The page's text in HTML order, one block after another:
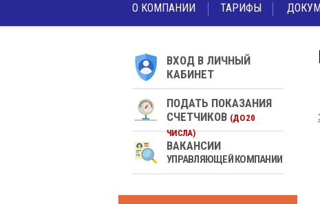
О КОМПАНИИ ТАРИФЫ
ВХОД В ЛИЧНЫЙ
КАБИНЕТ
ПОДАТЬ ПОКАЗАНИЯ
СЧЕТЧИКОВ (ДО 20
ЧИСЛА)
ВАКАНСИИ
УПРАВЛЯЮЩЕЙ КОМПАНИИ